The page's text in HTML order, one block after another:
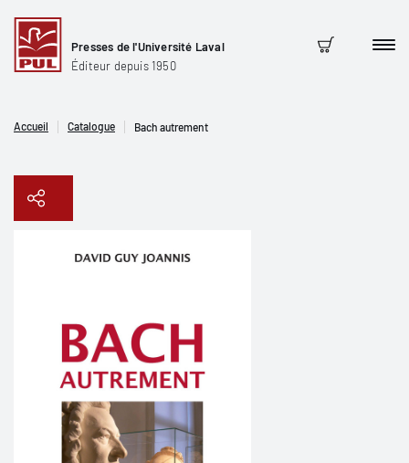
Presses de l'Université Laval
Éditeur depuis 1950
Panier
Accueil Catalogue Bach autrement